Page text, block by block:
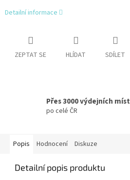
Detailní informace
ZEPTAT SE HLÍDAT SDÍLET
Přes 3000 výdejních míst
po celé ČR
Popis Hodnocení Diskuze
Detailní popis produktu